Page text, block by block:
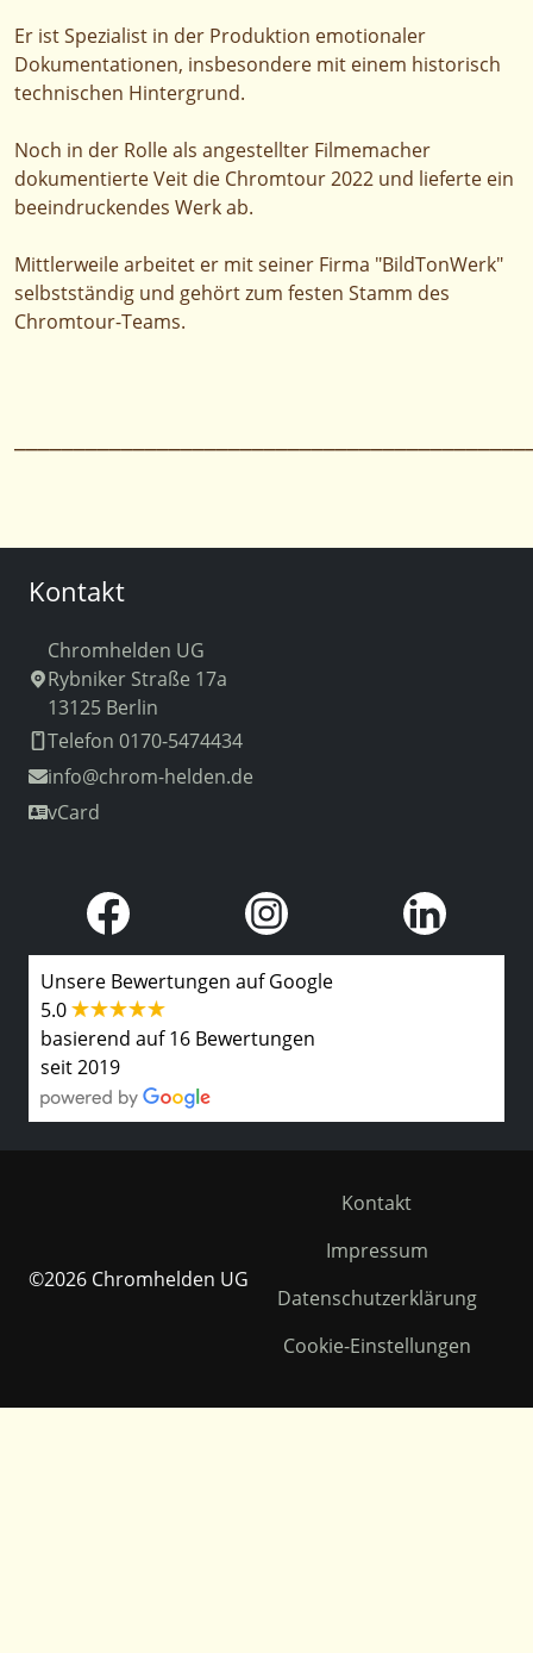
Er ist Spezialist in der Produktion emotionaler
Dokumentationen, insbesondere mit einem historisch
technischen Hintergrund.
Noch in der Rolle als angestellter Filmemacher
dokumentierte Veit die Chromtour 2022 und lieferte ein
beeindruckendes Werk ab.
Mittlerweile arbeitet er mit seiner Firma "BildTonWerk"
selbstständig und gehört zum festen Stamm des
Chromtour-Teams.
Kontakt
Chromhelden UG
Rybniker Straße 17a
13125 Berlin
Telefon 0170-5474434
info@chrom-helden.de
vCard
Unsere Bewertungen auf Google
5.0
basierend auf 16 Bewertungen
seit 2019
©2026 Chromhelden UG
Kontakt
Impressum
Datenschutzerklärung
Cookie-Einstellungen